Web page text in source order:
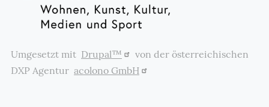
Umgesetzt mit Drupal™
von der österreichischen
DXP Agentur acolono GmbH